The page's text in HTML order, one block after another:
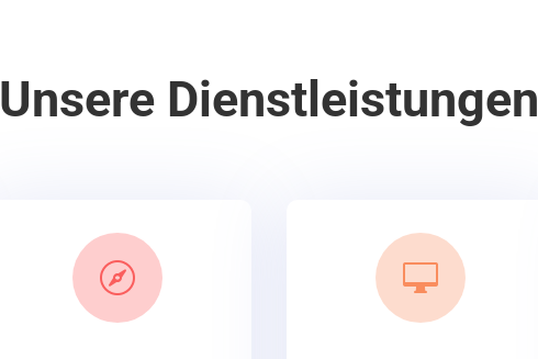
Unsere Dienstleistungen
 